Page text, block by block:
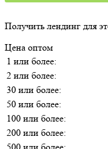
Получить лендинг для
Цена оптом
1 или более:
2 или более:
30 или более:
50 или более:
100 или более:
200 или более: